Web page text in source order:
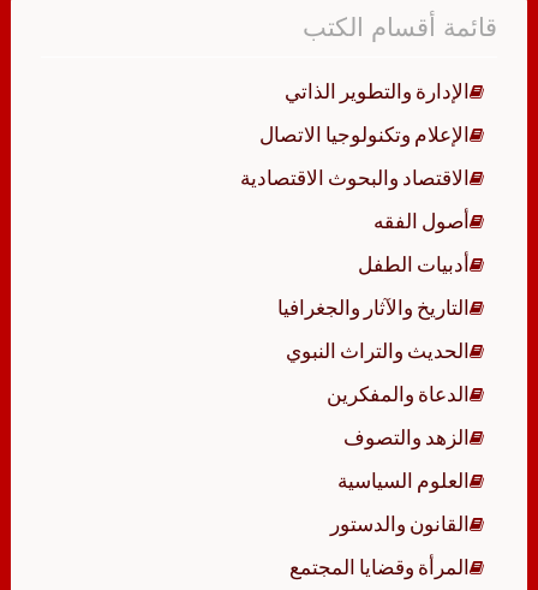
قائمة أقسام الكتب
الإدارة والتطوير الذاتي
الإعلام وتكنولوجيا الاتصال
الاقتصاد والبحوث الاقتصادية
أصول الفقه
أدبيات الطفل
التاريخ والآثار والجغرافيا
الحديث والتراث النبوي
الدعاة والمفكرين
الزهد والتصوف
العلوم السياسية
القانون والدستور
المرأة وقضايا المجتمع